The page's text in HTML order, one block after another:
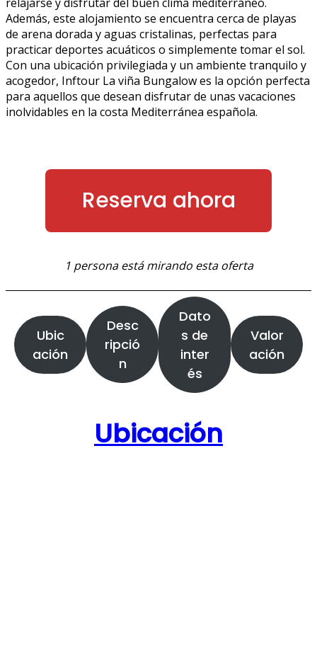
Además, este alojamiento se encuentra cerca de playas
de arena dorada y aguas cristalinas, perfectas para
practicar deportes acuáticos o simplemente tomar el sol.
Con una ubicación privilegiada y un ambiente tranquilo y
acogedor, Inftour La viña Bungalow es la opción perfecta
para aquellos que desean disfrutar de unas vacaciones
inolvidables en la costa Mediterránea española.
Reserva ahora
1 persona está mirando esta oferta
Ubic
ación
Desc
ripció
n
Dato
s de
inter
és
Valor
ación
Ubicación